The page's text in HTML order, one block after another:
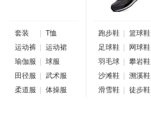
套装
T恤
运动裤
运动裙
瑜伽服
球服
田径服
武术服
柔道服
体操服
跑步鞋
篮球鞋
足球鞋
网球鞋
羽毛球
攀岩鞋
沙滩鞋
溯溪鞋
滑雪鞋
徒步鞋